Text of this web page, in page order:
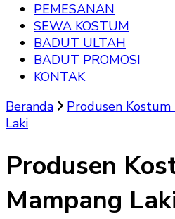
PEMESANAN
SEWA KOSTUM
BADUT ULTAH
BADUT PROMOSI
KONTAK
Beranda
Produsen
Laki
Produsen
Mampang